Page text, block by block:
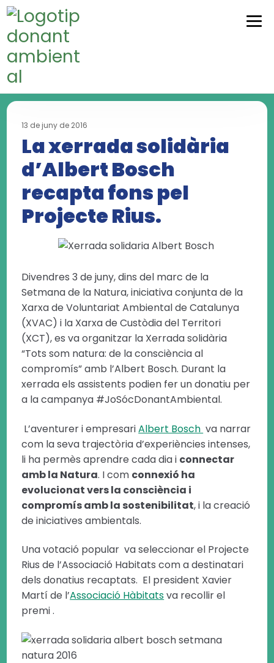
Skip
to
navigation
Skip
to
content
13 de juny de 2016
La xerrada solidària
d’Albert Bosch
recapta fons pel
Projecte Rius.
Divendres 3 de juny, dins del marc de la
Setmana de la Natura, iniciativa conjunta de la
Xarxa de Voluntariat Ambiental de Catalunya
(XVAC) i la Xarxa de Custòdia del Territori
(XCT), es va organitzar la Xerrada solidària
“Tots som natura: de la consciència al
compromís” amb l’Albert Bosch. Durant la
xerrada els assistents podien fer un donatiu per
a la campanya #JoSócDonantAmbiental.
L’aventurer i empresariAlbert Bosch va narrar
com la seva trajectòria d’experiències intenses,
li ha permès aprendre cada dia i connectar
amb la Natura. I com connexió ha
evolucionat vers la consciència i
compromís amb la sostenibilitat, i la creació
de iniciatives ambientals.
Una votació popular va seleccionar el Projecte
Rius de l’Associació Habitats com a destinatari
dels donatius recaptats. El president Xavier
Martí de l’Associació Hàbitatsva recollir el
premi .